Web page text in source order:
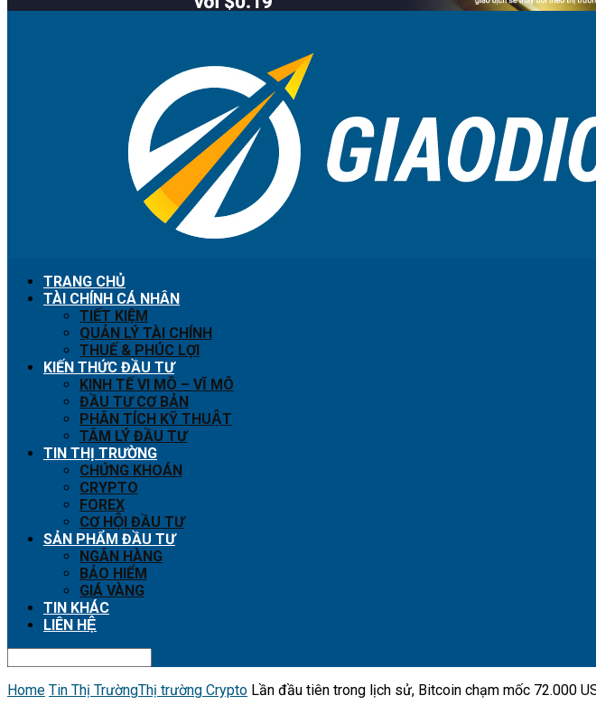
TRANG CHỦ
TÀI CHÍNH CÁ NHÂN
TIẾT KIỆM
QUẢN LÝ TÀI CHÍNH
THUẾ & PHÚC LỢI
KIẾN THỨC ĐẦU TƯ
KINH TẾ VI MÔ – VĨ MÔ
ĐẦU TƯ CƠ BẢN
PHÂN TÍCH KỸ THUẬT
TÂM LÝ ĐẦU TƯ
TIN THỊ TRƯỜNG
CHỨNG KHOÁN
CRYPTO
FOREX
CƠ HỘI ĐẦU TƯ
SẢN PHẨM ĐẦU TƯ
NGÂN HÀNG
BẢO HIỂM
GIÁ VÀNG
TIN KHÁC
LIÊN HỆ
Home Tin Thị TrườngThị trường Crypto Lần đầu tiên trong lịch sử, Bitcoin chạm mốc 72.000